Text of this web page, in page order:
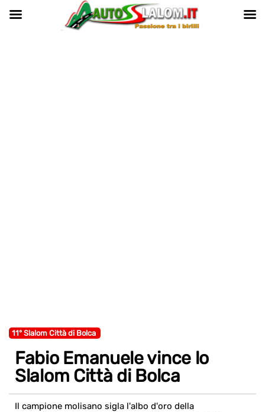
11° Slalom Città di Bolca
Fabio Emanuele vince lo
Slalom Città di Bolca
Il campione molisano sigla l'albo d'oro della